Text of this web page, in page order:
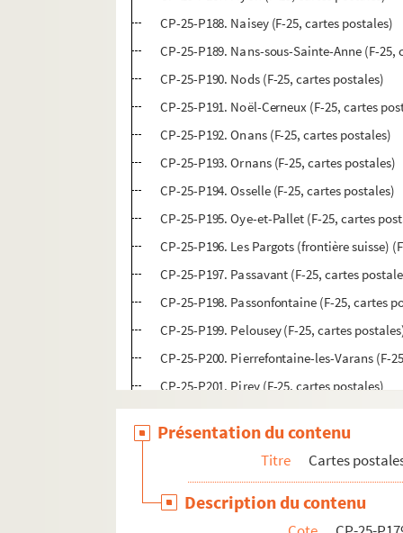
CP-25-P188. Naisey (F-25, cartes postales)
CP-25-P189. Nans-sous-Sainte-Anne (F-25,
CP-25-P190. Nods (F-25, cartes postales)
CP-25-P191. Noël-Cerneux (F-25, cartes
CP-25-P192. Onans (F-25, cartes postales)
CP-25-P193. Ornans (F-25, cartes postales)
CP-25-P194. Osselle (F-25, cartes postales)
CP-25-P195. Oye-et-Pallet (F-25, cartes
CP-25-P196. Les Pargots (frontière suisse)
CP-25-P197. Passavant (F-25, cartes
CP-25-P198. Passonfontaine (F-25, cartes
CP-25-P199. Pelousey (F-25, cartes
CP-25-P200. Pierrefontaine-les-Varans (F-
CP-25-P201. Pirey (F-25, cartes postales)
CP-25-P202. Pontarlier (F-25, cartes
CP-25-P203. Pontarlier (F-25, cartes
CP-25-P205. Pontarlier (F-25, cartes
CP-25-P206. Pontarlier (environs) (F-25,
CP-25-P207. Pont-de-Roide (F-25, cartes
Présentation du contenu
Titre Cartes
Description du contenu